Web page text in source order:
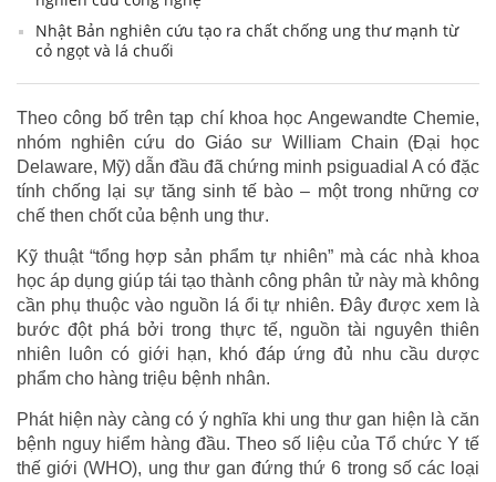
Nhật Bản nghiên cứu tạo ra chất chống ung thư mạnh từ
cỏ ngọt và lá chuối
Theo công bố trên tạp chí khoa học Angewandte Chemie,
nhóm nghiên cứu do Giáo sư William Chain (Đại học
Delaware, Mỹ) dẫn đầu đã chứng minh psiguadial A có đặc
tính chống lại sự tăng sinh tế bào – một trong những cơ
chế then chốt của bệnh ung thư.
Kỹ thuật “tổng hợp sản phẩm tự nhiên” mà các nhà khoa
học áp dụng giúp tái tạo thành công phân tử này mà không
cần phụ thuộc vào nguồn lá ổi tự nhiên. Đây được xem là
bước đột phá bởi trong thực tế, nguồn tài nguyên thiên
nhiên luôn có giới hạn, khó đáp ứng đủ nhu cầu dược
phẩm cho hàng triệu bệnh nhân.
Phát hiện này càng có ý nghĩa khi ung thư gan hiện là căn
bệnh nguy hiểm hàng đầu. Theo số liệu của Tổ chức Y tế
thế giới (WHO), ung thư gan đứng thứ 6 trong số các loại